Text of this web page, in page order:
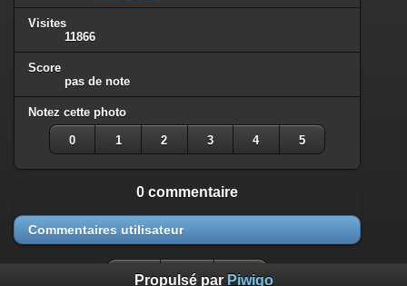
Visites
11866
Score
pas de note
Notez cette photo
0 1 2 3 4 5
0 commentaire
Commentaires utilisateur
Propulsé par Piwigo